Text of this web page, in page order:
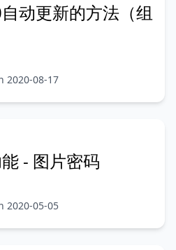
动更新的方法（组
2020-08-17
- 图片密码
2020-05-05